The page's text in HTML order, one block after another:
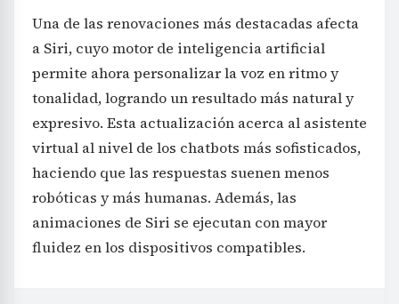
Una de las renovaciones más destacadas afecta
a Siri, cuyo motor de inteligencia artificial
permite ahora personalizar la voz en ritmo y
tonalidad, logrando un resultado más natural y
expresivo. Esta actualización acerca al asistente
virtual al nivel de los chatbots más sofisticados,
haciendo que las respuestas suenen menos
robóticas y más humanas. Además, las
animaciones de Siri se ejecutan con mayor
fluidez en los dispositivos compatibles.